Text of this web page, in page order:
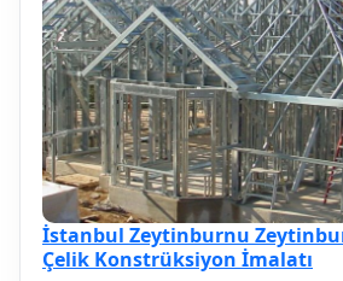
İstanbul Zeytinburnu
Çelik Konstrüksiyon İmalatı